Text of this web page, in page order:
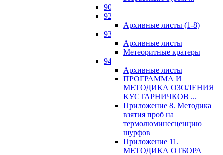
90
92
Архивные листы (1-8)
93
Архивные листы
Метеоритные кратеры
94
Архивные листы
ПРОГРАММА И
МЕТОДИКА ОЗОЛЕНИЯ
КУСТАРНИЧКОВ ...
Приложение 8. Методика
взятия проб на
термолюминесценцию
шурфов
Приложение 11.
МЕТОДИКА ОТБОРА